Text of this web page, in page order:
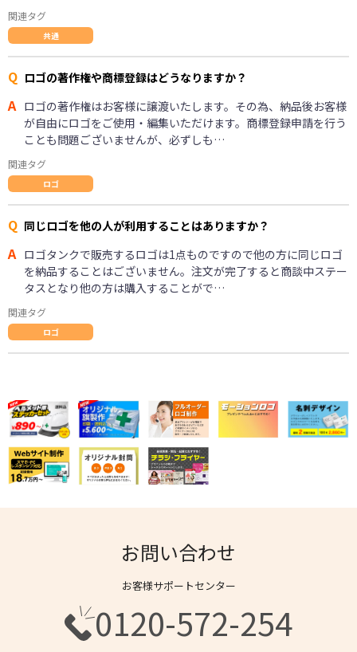
関連タグ
共通
Q ロゴの著作権や商標登録はどうなりますか？
A ロゴの著作権はお客様に譲渡いたします。その為、納品後お客様
が自由にロゴをご使用・編集いただけます。商標登録申請を行う
ことも問題ございませんが、必ずしも…
関連タグ
ロゴ
Q 同じロゴを他の人が利用することはありますか？
A ロゴタンクで販売するロゴは1点ものですので他の方に同じロゴ
を納品することはございません。注文が完了すると商談中ステー
タスとなり他の方は購入することがで…
関連タグ
ロゴ
お問い合わせ
お客様サポートセンター
0120-572-254